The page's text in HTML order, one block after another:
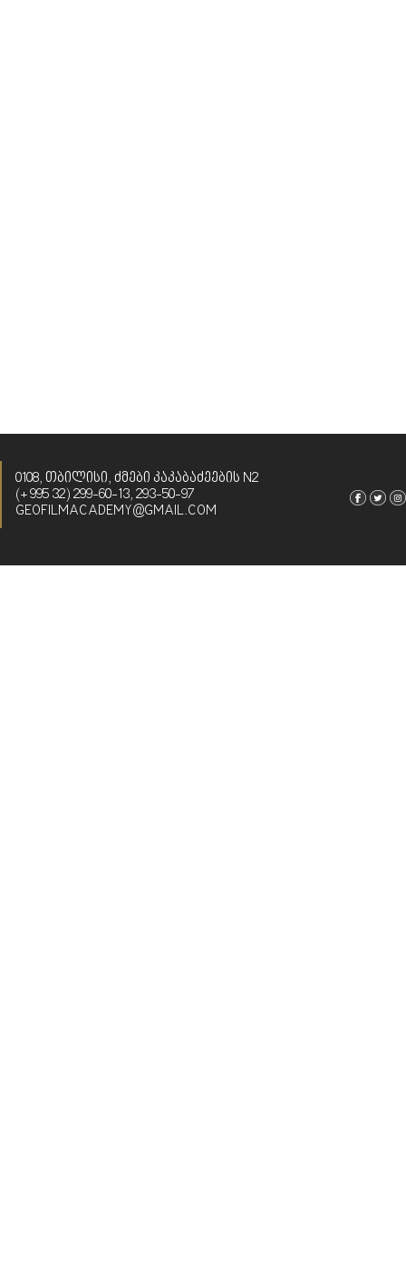
0108, ᲗᲑᲘᲚᲘᲡᲘ, ᲫᲛᲔᲑᲘ ᲙᲐᲙᲐᲑᲐᲫᲔᲔᲑᲘᲡ N2
(+ 995 32) 299-60-13, 293-50-97
GEOFILMACADEMY@GMAIL.COM